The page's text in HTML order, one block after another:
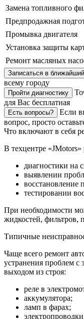
Замена топливного
Предпродажная
Промывка двигателя
Установка защиты
Ремонт масляных
Записаться в
всему городу
Пройти диагностику
для Вас бесплатная
Есть вопросы?
Если
вопрос, просто
Что включают в себя
В техцентре «JMotors»
диагностики на
выявлении
восстановление
тестировании
При необходимости
жидкостей, фильтров,
Типичные
Чаще всего ремонт
устранения проблем с
выходом из строя:
реле в
аккумулятора;
ламп в фарах;